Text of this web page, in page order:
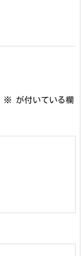
※ が付いている欄